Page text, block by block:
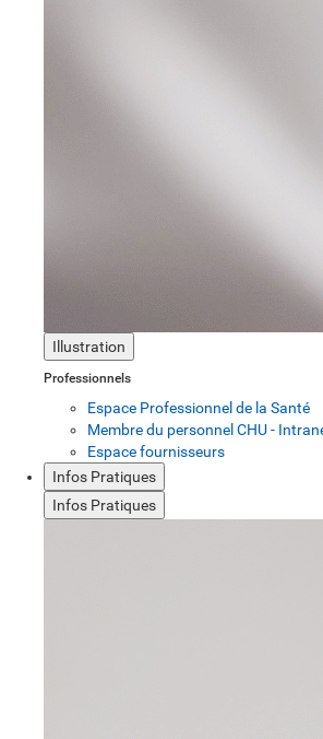
Illustration
Professionnels
Espace Professionnel de la Santé
Membre du personnel CHU -
Espace fournisseurs
Infos Pratiques
Infos Pratiques